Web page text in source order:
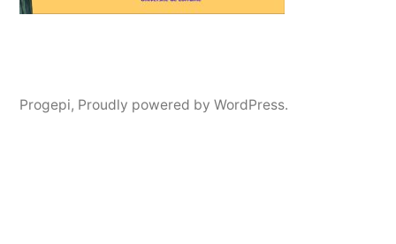
Progepi, Proudly powered by WordPress.